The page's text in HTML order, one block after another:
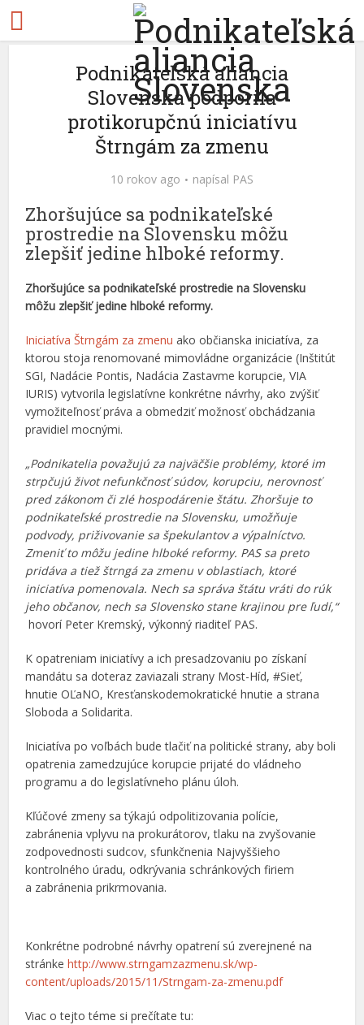
Podnikateľská aliancia
Slovenska podporila
protikorupčnú iniciatívu
Štrngám za zmenu
10 rokov ago napísal PAS
Zhoršujúce sa podnikateľské
prostredie na Slovensku môžu
zlepšiť jedine hlboké reformy.
Zhoršujúce sa podnikateľské prostredie na Slovensku
môžu zlepšiť jedine hlboké reformy.
Iniciatíva Štrngám za zmenu ako občianska iniciatíva, za
ktorou stoja renomované mimovládne organizácie (Inštitút
SGI, Nadácie Pontis, Nadácia Zastavme korupcie, VIA
IURIS) vytvorila legislatívne konkrétne návrhy, ako zvýšiť
vymožiteľnosť práva a obmedziť možnosť obchádzania
pravidiel mocnými.
„Podnikatelia považujú za najväčšie problémy, ktoré im
strpčujú život nefunkčnosť súdov, korupciu, nerovnosť
pred zákonom či zlé hospodárenie štátu. Zhoršuje to
podnikateľské prostredie na Slovensku, umožňuje
podvody, priživovanie sa špekulantov a výpalníctvo.
Zmeniť to môžu jedine hlboké reformy. PAS sa preto
pridáva a tiež štrngá za zmenu v oblastiach, ktoré
iniciatíva pomenovala. Nech sa správa štátu vráti do rúk
jeho občanov, nech sa Slovensko stane krajinou pre ľudí,“
hovorí Peter Kremský, výkonný riaditeľ PAS.
K opatreniam iniciatívy a ich presadzovaniu po získaní
mandátu sa doteraz zaviazali strany Most-Híd, #Sieť,
hnutie OĽaNO, Kresťanskodemokratické hnutie a strana
Sloboda a Solidarita.
Iniciatíva po voľbách bude tlačiť na politické strany, aby boli
opatrenia zamedzujúce korupcie prijaté do vládneho
programu a do legislatívneho plánu úloh.
Kľúčové zmeny sa týkajú odpolitizovania polície,
zabránenia vplyvu na prokurátorov, tlaku na zvyšovanie
zodpovednosti sudcov, sfunkčnenia Najvyššieho
kontrolného úradu, odkrývania schránkových firiem
a zabránenia prikrmovania.
Konkrétne podrobné návrhy opatrení sú zverejnené na
stránkehttp://www.strngamzazmenu.sk/wp-
content/uploads/2015/11/Strngam-za-zmenu.pdf
Viac o tejto téme si prečítate tu: